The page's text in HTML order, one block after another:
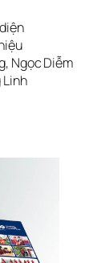
Ngọc Diễm
Linh